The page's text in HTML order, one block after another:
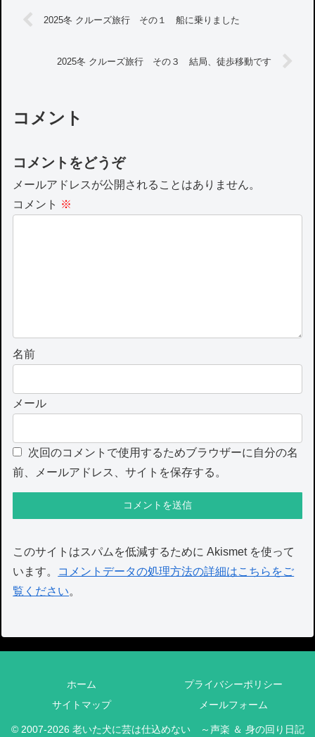
2025冬 クルーズ旅行 その１ 船に乗りました
2025冬 クルーズ旅行 その３ 結局、徒歩移動です
コメント
コメントをどうぞ
メールアドレスが公開されることはありません。
コメント ※
名前
メール
次回のコメントで使用するためブラウザーに自分の名
前、メールアドレス、サイトを保存する。
このサイトはスパムを低減するために Akismet を使って
います。
コメントデータの処理方法の詳細はこちらをご
覧ください。
ホーム
プライバシーポリシー
サイトマップ
メールフォーム
© 2007-2026 老いた犬に芸は仕込めない ～声楽 ＆ 身の回り日記